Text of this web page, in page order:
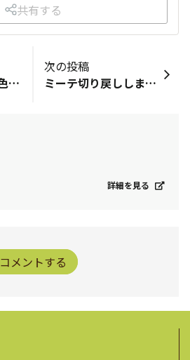
共有する
詳細を見る
甘小丸の表面が茶色くなってる😱
次の投稿
ミーテ切り戻ししました✂️
コメントする